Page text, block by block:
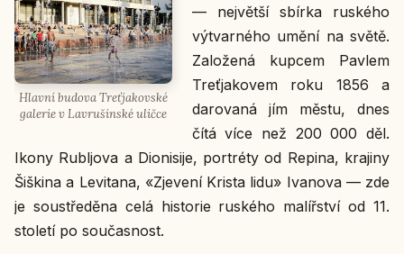
Hlavní budova Tre­ťja­kov­ské
ga­le­rie v La­vru­šin­ské uličce
— nej­vět­ší sbírka rus­ké­ho
vý­tvar­né­ho umění na světě.
Za­lo­že­ná kupcem Pavlem
Tre­ťja­ko­vem roku 1856 a
da­ro­va­ná jím městu, dnes
čítá více než 200 000 děl.
Ikony Rubljo­va a Di­o­ni­si­je, por­tréty od Repina, kra­ji­ny
Šiš­ki­na a Le­vi­ta­na, «Zje­ve­ní Krista lidu» Iva­no­va — zde
je sou­stře­dě­na celá his­to­rie rus­ké­ho ma­líř­ství od 11.
sto­le­tí po sou­čas­nost.